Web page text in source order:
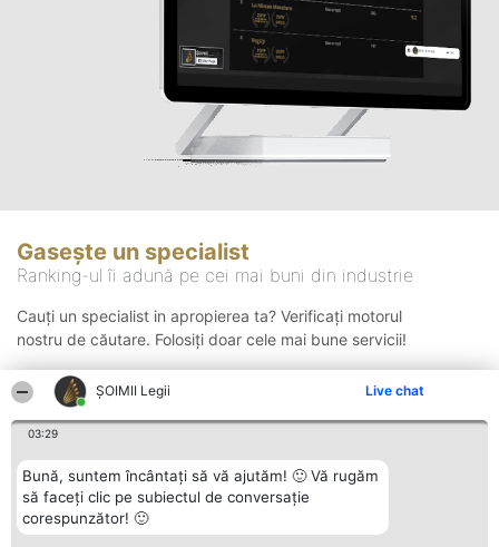
ȘOIMII Legii Live chat
03:29
Bună, suntem încântați să vă ajutăm! 🙂 Vă rugăm
să faceți clic pe subiectul de conversație
corespunzător! 🙂
Gasește un specialist
Ranking-ul îi adună pe cei mai buni din industrie
Cauți un specialist in apropierea ta? Verificați motorul
nostru de căutare. Folosiți doar cele mai bune servicii!